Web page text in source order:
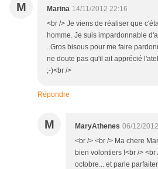
M Marina 14/11/2012 22:16
<br /> Je viens de réaliser que
homme. Je suis impardonnable
..Gros bisous pour me faire
ne doute pas qu'il ait apprécié
;-)<br />
Répondre
M MaryAthenes 06/12/
<br /> <br /> Ma chere
bien volontiers !<br /> <br
octobre... et parle